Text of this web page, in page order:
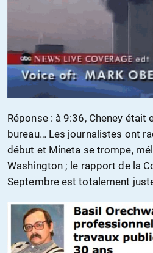
Réponse : à 9:36, Cheney était
bureau… Les journalistes ont
début et Mineta se trompe,
Washington ; le rapport de la
Septembre est totalement